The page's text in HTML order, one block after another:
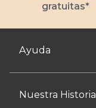
gratuitas*
Ayuda
Nuestra Historia